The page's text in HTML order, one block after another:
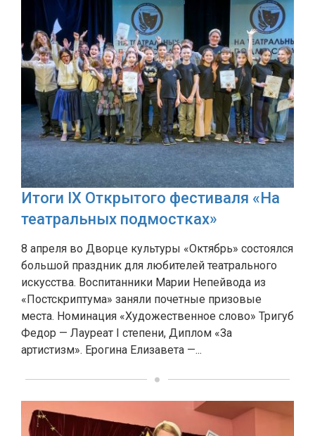
Итоги IX Открытого фестиваля «На
театральных подмостках»
8 апреля во Дворце культуры «Октябрь» состоялся
большой праздник для любителей театрального
искусства. Воспитанники Марии Непейвода из
«Постскриптума» заняли почетные призовые
места. Номинация «Художественное слово» Тригуб
Федор — Лауреат I степени, Диплом «За
артистизм». Ерогина Елизавета —...